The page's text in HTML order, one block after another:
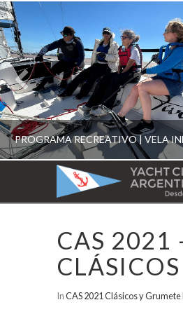
ESCUELA RECREATIVA 2026
CLUB
CAS 2021
InCAS 2021 Clásicos y Grumete